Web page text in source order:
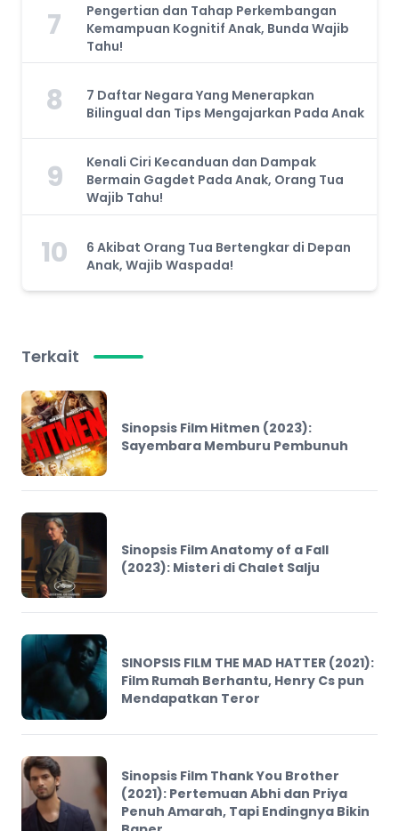
7
Pengertian dan Tahap Perkembangan
Kemampuan Kognitif Anak, Bunda Wajib
Tahu!
8
7 Daftar Negara Yang Menerapkan
Bilingual dan Tips Mengajarkan Pada Anak
9
Kenali Ciri Kecanduan dan Dampak
Bermain Gagdet Pada Anak, Orang Tua
Wajib Tahu!
10
6 Akibat Orang Tua Bertengkar di Depan
Anak, Wajib Waspada!
Terkait
Sinopsis Film Hitmen (2023):
Sayembara Memburu Pembunuh
Sinopsis Film Anatomy of a Fall
(2023): Misteri di Chalet Salju
SINOPSIS FILM THE MAD HATTER (2021):
Film Rumah Berhantu, Henry Cs pun
Mendapatkan Teror
Sinopsis Film Thank You Brother
(2021): Pertemuan Abhi dan Priya
Penuh Amarah, Tapi Endingnya Bikin